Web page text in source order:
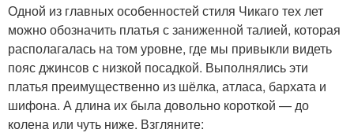
Одной из главных особенностей стиля Чикаго тех лет
можно обозначить платья с заниженной талией, которая
располагалась на том уровне, где мы привыкли видеть
пояс джинсов с низкой посадкой. Выполнялись эти
платья преимущественно из шёлка, атласа, бархата и
шифона. А длина их была довольно короткой — до
колена или чуть ниже. Взгляните: